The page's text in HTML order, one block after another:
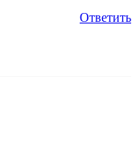
Ответить